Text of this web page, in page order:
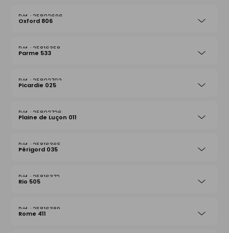
25802696
Oxford 806
25816358
Parme 533
25802702
Picardie 025
25802726
Plaine de Luçon 011
25816365
Périgord 035
25816372
Rio 505
25816389
Rome 411